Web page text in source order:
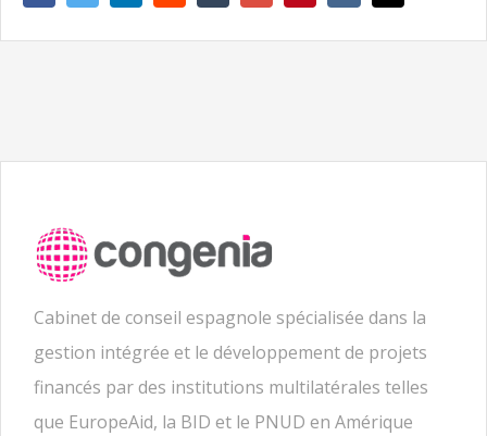
Cabinet de conseil espagnole spécialisée dans la
gestion intégrée et le développement de projets
financés par des institutions multilatérales telles
que EuropeAid, la BID et le PNUD en Amérique